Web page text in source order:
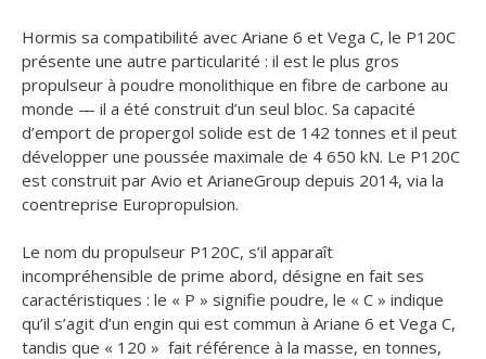
Hormis sa compatibilité avec Ariane 6 et Vega C, le P120C
présente une autre particularité : il est le plus gros
propulseur à poudre monolithique en fibre de carbone au
monde — il a été construit d’un seul bloc. Sa capacité
d’emport de propergol solide est de 142 tonnes et il peut
développer une poussée maximale de 4 650 kN. Le P120C
est construit par Avio et ArianeGroup depuis 2014, via la
coentreprise Europropulsion.
Le nom du propulseur P120C, s’il apparaît
incompréhensible de prime abord, désigne en fait ses
caractéristiques : le « P » signifie poudre, le « C » indique
qu’il s’agit d’un engin qui est commun à Ariane 6 et Vega C,
tandis que « 120 » fait référence à la masse, en tonnes,